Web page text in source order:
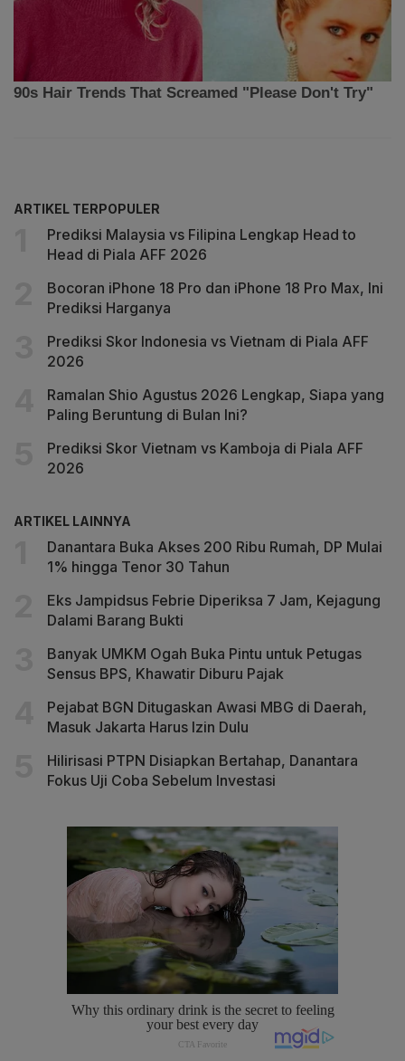
ARTIKEL TERPOPULER
Prediksi Malaysia vs Filipina Lengkap Head to
Head di Piala AFF 2026
Bocoran iPhone 18 Pro dan iPhone 18 Pro Max, Ini
Prediksi Harganya
Prediksi Skor Indonesia vs Vietnam di Piala AFF
2026
Ramalan Shio Agustus 2026 Lengkap, Siapa yang
Paling Beruntung di Bulan Ini?
Prediksi Skor Vietnam vs Kamboja di Piala AFF
2026
ARTIKEL LAINNYA
Danantara Buka Akses 200 Ribu Rumah, DP Mulai
1% hingga Tenor 30 Tahun
Eks Jampidsus Febrie Diperiksa 7 Jam, Kejagung
Dalami Barang Bukti
Banyak UMKM Ogah Buka Pintu untuk Petugas
Sensus BPS, Khawatir Diburu Pajak
Pejabat BGN Ditugaskan Awasi MBG di Daerah,
Masuk Jakarta Harus Izin Dulu
Hilirisasi PTPN Disiapkan Bertahap, Danantara
Fokus Uji Coba Sebelum Investasi